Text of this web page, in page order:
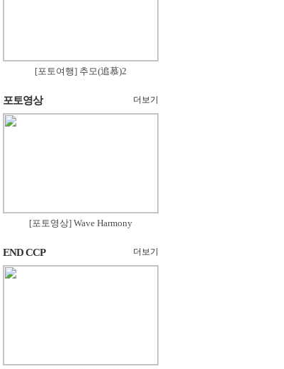
[포토여행] 추모(追慕)2
포토영상 더보기
[포토영상] Wave Harmony
END CCP 더보기